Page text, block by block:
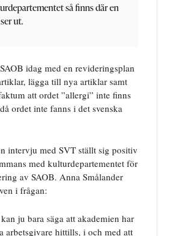
så finns där en
ut.
idag med en revideringsplan
lägga till nya artiklar samt
att ordet ”allergi” inte finns
ordet inte fanns i det svenska
intervju med SVT ställt sig positiv
med kulturdepartementet för
av SAOB. Anna Smålander
i frågan:
ju bara säga att akademien har
arbetsgivare hittills, i och med att